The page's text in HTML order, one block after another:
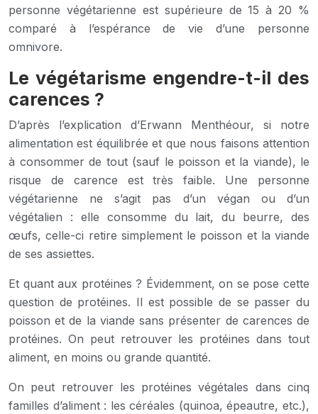
personne végétarienne est supérieure de 15 à 20 %
comparé à l’espérance de vie d’une personne
omnivore.
Le végétarisme engendre-t-il des
carences ?
D’après l’explication d’Erwann Menthéour, si notre
alimentation est équilibrée et que nous faisons attention
à consommer de tout (sauf le poisson et la viande), le
risque de carence est très faible. Une personne
végétarienne ne s’agit pas d’un végan ou d’un
végétalien : elle consomme du lait, du beurre, des
œufs, celle-ci retire simplement le poisson et la viande
de ses assiettes.
Et quant aux protéines ? Évidemment, on se pose cette
question de protéines. Il est possible de se passer du
poisson et de la viande sans présenter de carences de
protéines. On peut retrouver les protéines dans tout
aliment, en moins ou grande quantité.
On peut retrouver les protéines végétales dans cinq
familles d’aliment : les céréales (quinoa, épeautre, etc.),